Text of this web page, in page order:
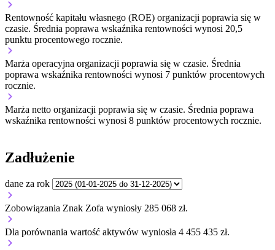
Rentowność kapitału własnego (ROE) organizacji poprawia się w
czasie. Średnia poprawa wskaźnika rentowności wynosi 20,5
punktu procentowego rocznie.
Marża operacyjna organizacji poprawia się w czasie. Średnia
poprawa wskaźnika rentowności wynosi 7 punktów procentowych
rocznie.
Marża netto organizacji poprawia się w czasie. Średnia poprawa
wskaźnika rentowności wynosi 8 punktów procentowych rocznie.
Zadłużenie
dane za rok
Zobowiązania Znak Zofa wyniosły 285 068 zł.
Dla porównania wartość aktywów wyniosła 4 455 435 zł.